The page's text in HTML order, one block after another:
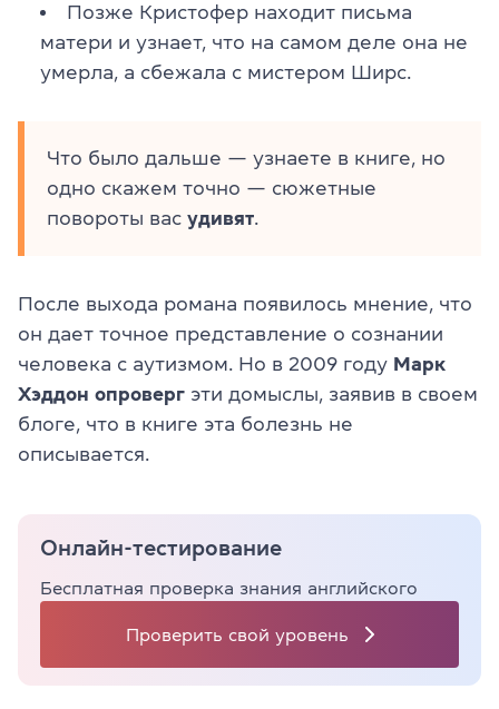
Позже Кристофер находит письма
матери и узнает, что на самом деле она не
умерла, а сбежала с мистером Ширс.
Что было дальше — узнаете в книге, но
одно скажем точно — сюжетные
повороты вас удивят
После выхода романа появилось мнение, что
он дает точное представление о сознании
человека с аутизмом. Но в 2009 году Марк
Хэддон опроверг эти домыслы, заявив в своем
блоге, что в книге эта болезнь не
описывается.
Онлайн-тестирование
Бесплатная проверка знания английского
Проверить свой уровень